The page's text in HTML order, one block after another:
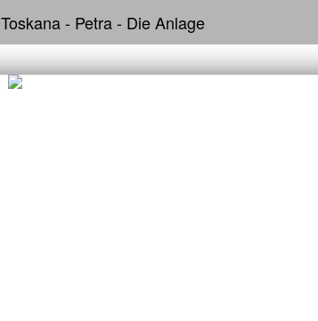
Toskana - Petra - Die Anlage